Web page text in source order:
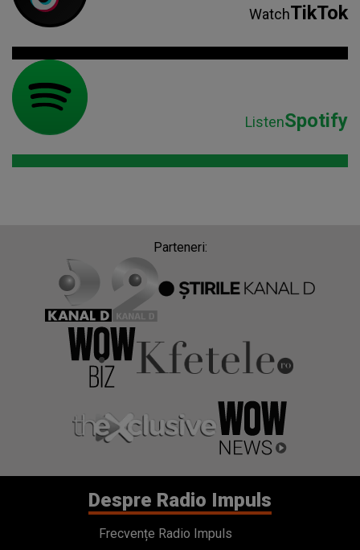
WatchTikTok
ListenSpotify
Parteneri:
Despre Radio Impuls
Frecvențe Radio Impuls